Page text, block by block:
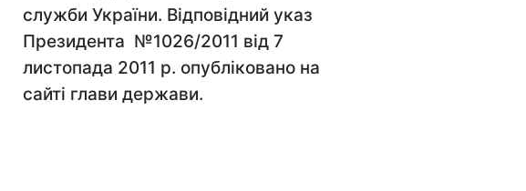
служби України. Відповідний указ
Президента №1026/2011 від 7
листопада 2011 р. опубліковано на
сайті глави держави.